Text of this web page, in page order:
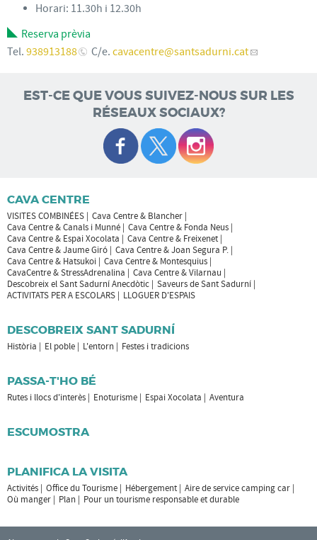
Horari: 11.30h i 12.30h
Reserva prèvia
Tel. 938913188 C/e. cavacentre@santsadurni.cat
EST-CE QUE VOUS SUIVEZ-NOUS SUR LES
RÉSEAUX SOCIAUX?
CAVA CENTRE
VISITES COMBINÉES
Cava Centre & Blancher
Cava Centre & Canals i Munné
Cava Centre & Fonda Neus
Cava Centre & Espai Xocolata
Cava Centre & Freixenet
Cava Centre & Jaume Giró
Cava Centre & Joan Segura P.
Cava Centre & Hatsukoi
Cava Centre & Montesquius
CavaCentre & StressAdrenalina
Cava Centre & Vilarnau
Descobreix el Sant Sadurní Anecdòtic
Saveurs de Sant Sadurní
ACTIVITATS PER A ESCOLARS
LLOGUER D'ESPAIS
DESCOBREIX SANT SADURNÍ
Història El poble L'entorn Festes i tradicions
PASSA-T'HO BÉ
Rutes i llocs d'interès Enoturisme Espai Xocolata Aventura
ESCUMOSTRA
PLANIFICA LA VISITA
Activités Office du Tourisme Hébergement
Aire de service camping car
Où manger
Plan Pour un tourisme responsable et durable